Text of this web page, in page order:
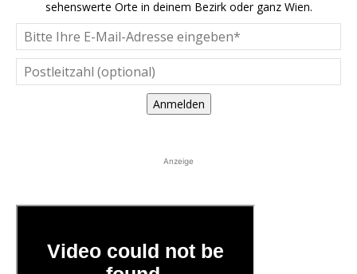
sehenswerte Orte in deinem Bezirk oder ganz Wien.
Anmelden
Anzeige